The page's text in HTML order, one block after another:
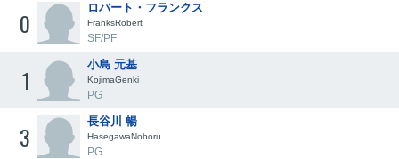
0 ロバート・フランクス
FranksRobert
SF/PF
1 小島 元基
KojimaGenki
PG
3 長谷川 暢
HasegawaNoboru
PG